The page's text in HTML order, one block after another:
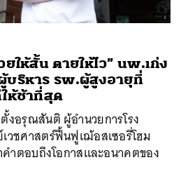
ให้สั้น ตายให้ไว” นพ.เก่ง
ริหาร รพ.ผู้สูงอายุที่
ห้ช้าที่สุด
อรุณสันติ ผู้อำนวยการโรง
วชศาสตร์ฟื้นฟูเฌ้อสเซอรี่โฮม
ำตอบถึงโอกาสและอนาคตของ